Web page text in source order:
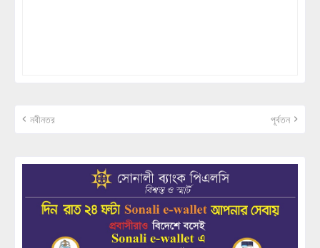
নবীনতর পূর্বতন